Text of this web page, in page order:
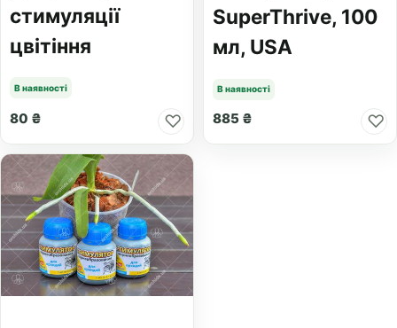
стимуляції
цвітіння
В наявності
80 ₴ ♡
SuperThrive, 100
мл, USA
В наявності
885 ₴ ♡